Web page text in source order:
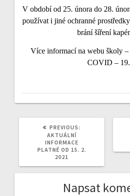
V období od 25. února do 28.
používat i jiné ochranné
brání šíření
Více informací na webu školy
COVID – 19.
PREVIOUS:
AKTUÁLNÍ
INFORMACE
PLATNÉ OD 15. 2.
2021
Napsat